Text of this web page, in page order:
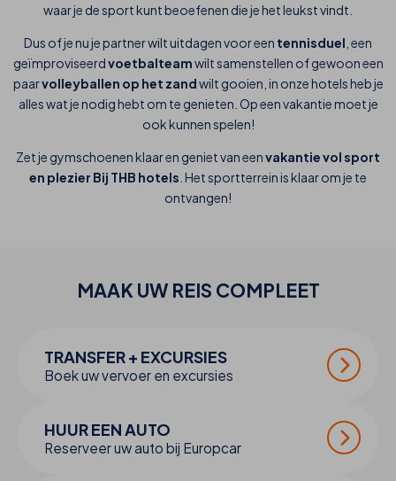
waar je de sport kunt beoefenen die je het leukst vindt.
Dus of je nu je partner wilt uitdagen voor een tennisduel , een
geïmproviseerdvoetbalteamwilt samenstellen of gewoon een
paarvolleyballen op het zandwilt gooien, in onze hotels heb je
alles wat je nodig hebt om te genieten. Op een vakantie moet je
ook kunnen spelen!
Zet je gymschoenen klaar en geniet van eenvakantie vol sport
en plezier Bij THB hotels . Het sportterrein is klaar om je te
ontvangen!
MAAK UW REIS COMPLEET
TRANSFER + EXCURSIES
Boek uw vervoer en excursies
HUUR EEN AUTO
Reserveer uw auto bij Europcar